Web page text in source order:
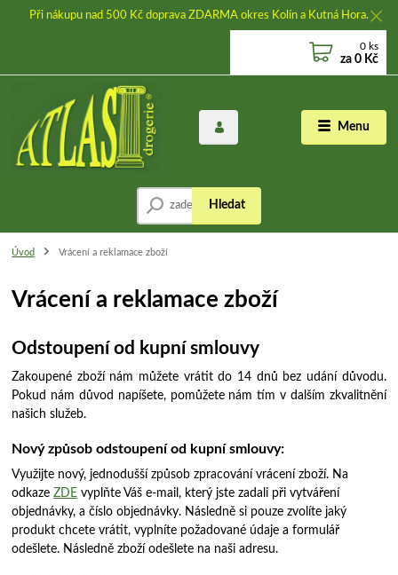
Při nákupu nad 500 Kč doprava ZDARMA okres Kolín a Kutná Hora.
Menu
Hledat
0 ks
za 0 Kč
Úvod Vrácení a reklamace zboží
Vrácení a reklamace zboží
Odstoupení od kupní smlouvy
Zakoupené zboží nám můžete vrátit do 14 dnů bez udání důvodu.
Pokud nám důvod napíšete, pomůžete nám tím v dalším zkvalitnění
našich služeb.
Nový způsob odstoupení od kupní smlouvy:
Využijte nový, jednodušší způsob zpracování vrácení zboží. Na
odkazeZDE vyplňte Váš e-mail, který jste zadali při vytváření
objednávky, a číslo objednávky. Následně si pouze zvolíte jaký
produkt chcete vrátit, vyplníte požadované údaje a formulář
odešlete. Následně zboží odešlete na naši adresu.